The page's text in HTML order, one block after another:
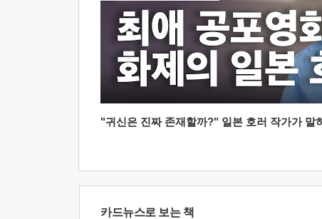
"귀신은 진짜 존재할까?" 일본 호러 작가가 말
카드뉴스로 보는 책